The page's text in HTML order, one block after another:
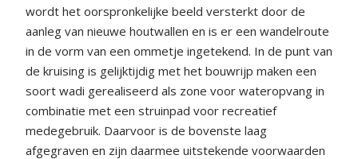
wordt het oorspronkelijke beeld versterkt door de
aanleg van nieuwe houtwallen en is er een wandelroute
in de vorm van een ommetje ingetekend. In de punt van
de kruising is gelijktijdig met het bouwrijp maken een
soort wadi gerealiseerd als zone voor wateropvang in
combinatie met een struinpad voor recreatief
medegebruik. Daarvoor is de bovenste laag
afgegraven en zijn daarmee uitstekende voorwaarden